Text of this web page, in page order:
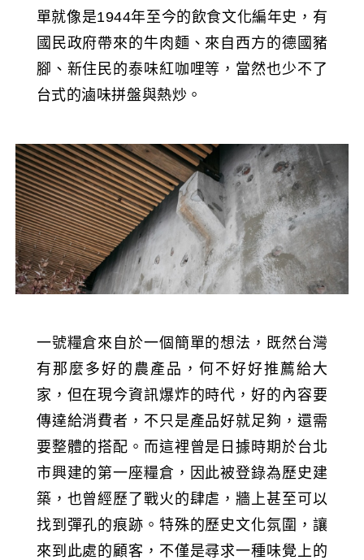
單就像是1944年至今的飲食文化編年史，有
國民政府帶來的牛肉麵、來自西方的德國豬
腳、新住民的泰味紅咖哩等，當然也少不了
台式的滷味拼盤與熱炒。
一號糧倉來自於一個簡單的想法，既然台灣
有那麼多好的農產品，何不好好推薦給大
家，但在現今資訊爆炸的時代，好的內容要
傳達給消費者，不只是產品好就足夠，還需
要整體的搭配。而這裡曾是日據時期於台北
市興建的第一座糧倉，因此被登錄為歷史建
築，也曾經歷了戰火的肆虐，牆上甚至可以
找到彈孔的痕跡。特殊的歷史文化氛圍，讓
來到此處的顧客，不僅是尋求一種味覺上的